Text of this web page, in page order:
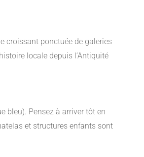
croissant ponctuée de galeries
locale depuis l’Antiquité
bleu). Pensez à arriver tôt en
et structures enfants sont